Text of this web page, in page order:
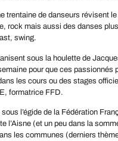
trentaine de danseurs révisent
rock mais aussi des danses
swing.
sous la houlette de
pour que ces passionnés
les cours ou des stages
formatrice FFD.
sous l’égide de la Fédération
l’Aisne (et un peu dans la
les communes (derniers